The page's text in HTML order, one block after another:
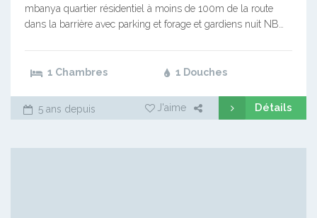
mbanya quartier résidentiel à moins de 100m de la route
dans la barrière avec parking et forage et gardiens nuit NB…
1 Chambres 1 Douches
5 ans depuis J'aime Détails